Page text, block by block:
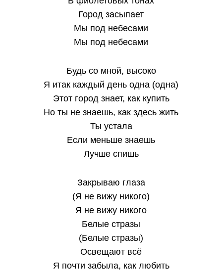
Город засыпает
Мы под небесами
Мы под небесами
Будь со мной, высоко
Я итак каждый день одна (одна)
Этот город знает, как купить
Но ты не знаешь, как здесь жить
Ты устала
Если меньше знаешь
Лучше спишь
Закрываю глаза
(Я не вижу никого)
Я не вижу никого
Белые стразы
(Белые стразы)
Освещают всё
Я почти забыла, как любить